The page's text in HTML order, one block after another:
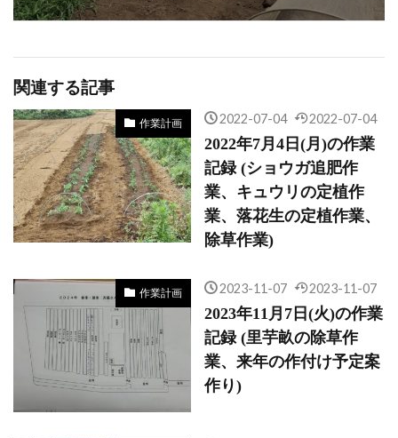
関連する記事
作業計画 2022-07-04 2022-07-04
2022年7月4日(月)の作業
記録 (ショウガ追肥作
業、キュウリの定植作
業、落花生の定植作業、
除草作業)
作業計画 2023-11-07 2023-11-07
2023年11月7日(火)の作業
記録 (里芋畝の除草作
業、来年の作付け予定案
作り)